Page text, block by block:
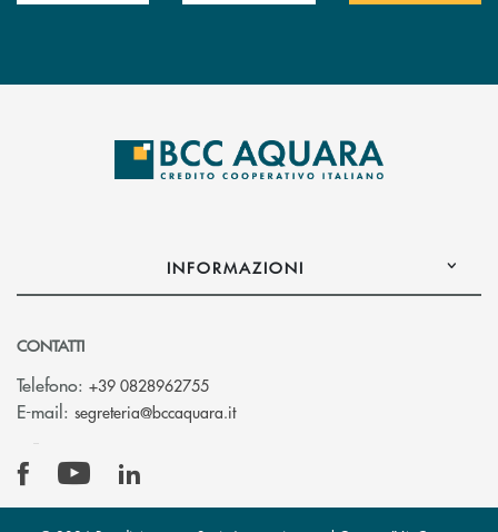
INFORMAZIONI
CONTATTI
Telefono: +39 0828962755
E-mail: segreteria@bccaquara.it(si apre l’app di posta elettronica)